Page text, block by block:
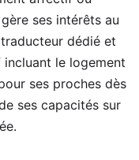
ses intérêts au
dédié et
le logement
ses proches dès
ses capacités sur